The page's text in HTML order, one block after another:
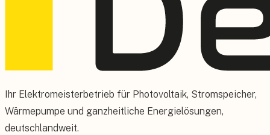
Ihr Elektromeisterbetrieb für Photovoltaik, Stromspeicher,
Wärmepumpe und ganzheitliche Energielösungen,
deutschlandweit.